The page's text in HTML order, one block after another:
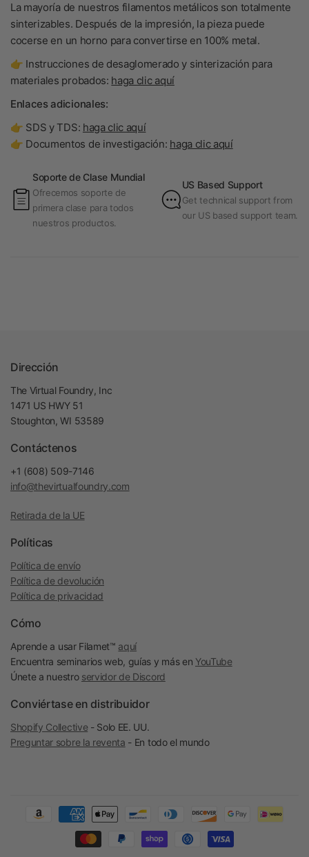
La mayoría de nuestros filamentos metálicos son totalmente
sinterizables. Después de la impresión, la pieza puede
cocerse en un horno para convertirse en 100% metal.
👉 Instrucciones de desaglomerado y sinterización para
materiales probados: haga clic aquí
Enlaces adicionales:
👉 SDS y TDS: haga clic aquí
👉 Documentos de investigación: haga clic aquí
Soporte de Clase Mundial
Ofrecemos soporte de
primera clase para todos
nuestros productos.
US Based Support
Get technical support from
our US based support team.
Dirección
The Virtual Foundry, Inc
1471 US HWY 51
Stoughton, WI 53589
Contáctenos
+1 (608) 509-7146
info@thevirtualfoundry.com
Retirada de la UE
Políticas
Política de envío
Política de devolución
Política de privacidad
Cómo
Aprende a usar Filamet™ aquí
Encuentra seminarios web, guías y más en YouTube
Únete a nuestro servidor de Discord
Conviértase en distribuidor
Shopify Collective - Solo EE. UU.
Preguntar sobre la reventa - En todo el mundo